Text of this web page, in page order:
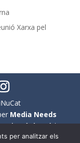
Xarxa pel
Media Needs
|Avís legal|
per analitzar els